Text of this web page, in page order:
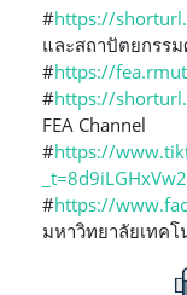
#https://
และสถาปัตยกรรม
#https://
#https://
FEA Channel
#https://
#https://
มหาวิทยาลัยเทค